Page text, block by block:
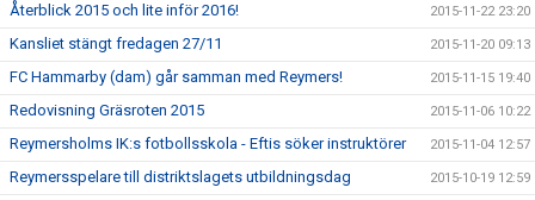
Återblick 2015 och lite inför 2016! 2015-11-22 23:20
Kansliet stängt fredagen 27/11 2015-11-20 09:13
FC Hammarby (dam) går samman med Reymers! 2015-11-15 19:40
Redovisning Gräsroten 2015 2015-11-06 10:22
Reymersholms IK:s fotbollsskola - Eftis söker instruktörer 2015-11-04 12:57
Reymersspelare till distriktslagets utbildningsdag 2015-10-19 12:59